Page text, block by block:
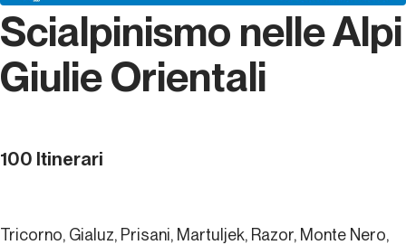
Scialpinismo nelle Alpi
Giulie Orientali
100 Itinerari
Tricorno, Gialuz, Prisani, Martuljek, Razor, Monte Nero,